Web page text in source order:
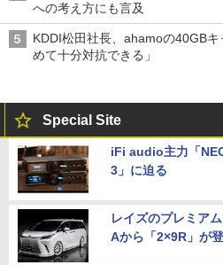
への考え方にも言及
KDDI松田社長、ahamoの40GB
めて十分対抗できる」
Special Site
iFi audio主力「
3」に迫る
レイズのプレミア
Aから「2×9R」が登